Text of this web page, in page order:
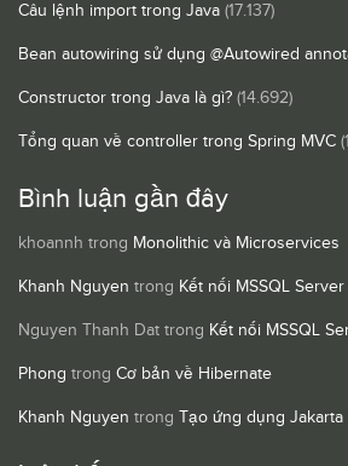
Câu lệnh import trong Java (17.137)
Bean autowiring sử dụng @Autowired
Constructor trong Java là gì? (14.692)
Tổng quan về controller trong Spring MVC
Bình luận gần đây
khoannh trong Monolithic và Microservices
Khanh Nguyen trong Kết nối MSSQL
Nguyen Thanh Dat trong Kết nối MSSQL
Phong trong Cơ bản về Hibernate
Khanh Nguyen trong Tạo ứng dụng Jakarta